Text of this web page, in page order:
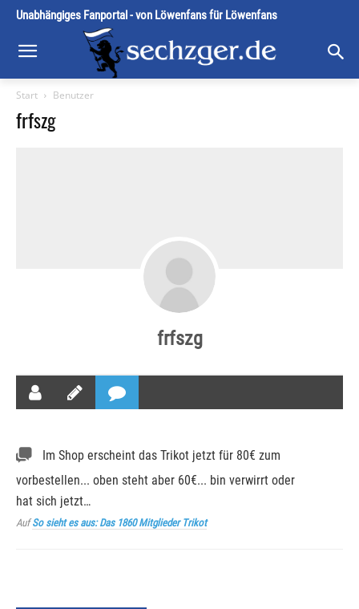
Unabhängiges Fanportal - von Löwenfans für Löwenfans
Start Benutzer
frfszg
frfszg
Im Shop erscheint das Trikot jetzt für 80€ zum
vorbestellen... oben steht aber 60€... bin verwirrt oder
hat sich jetzt…
AufSo sieht es aus: Das 1860 Mitglieder Trikot